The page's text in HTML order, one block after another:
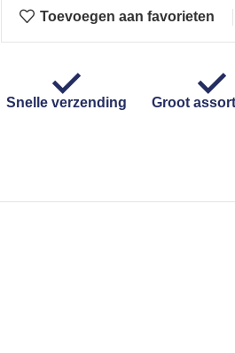
Toevoegen aan favorieten
Snelle verzending Groot